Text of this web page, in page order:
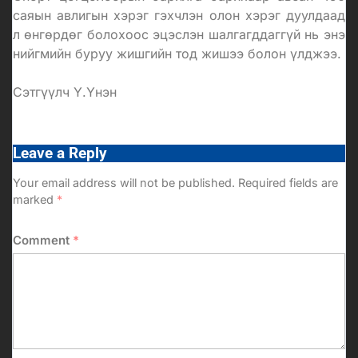
саяын авлигын хэрэг гэхчлэн олон хэрэг дуулдаад
л өнгөрдөг болохоос эцэслэн шалгагддаггүй нь энэ
нийгмийн буруу жишгийн тод жишээ болон үлджээ.
Сэтгүүлч Ү.Үнэн
Leave a Reply
Your email address will not be published. Required fields are
marked *
Comment *